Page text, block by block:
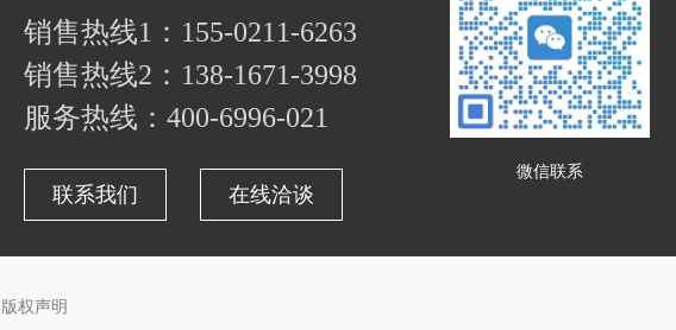
微信联系
销售热线1：155-0211-6263
销售热线2：138-1671-3998
服务热线：400-6996-021
联系我们 在线洽谈
版权声明